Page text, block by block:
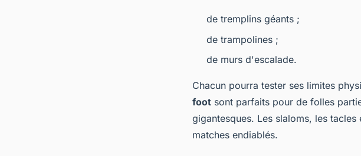
de tremplins géants ;
de trampolines ;
de murs d'escalade.
Chacun pourra tester ses limites
foot sont parfaits pour de folles
gigantesques. Les slaloms, les
matches endiablés.